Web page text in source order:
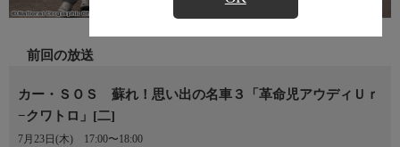
前回の放送
カー・ＳＯＳ 蘇れ！思い出の名車３「革命児アウディＵｒ
−クワトロ」[二]
7月23日(木) 17:00〜18:00